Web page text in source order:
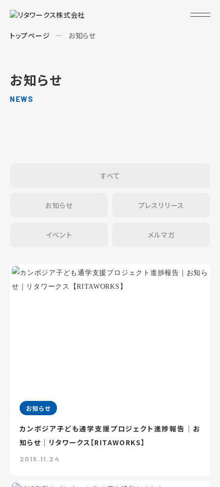
トップページ お知らせ
お知らせ
NEWS
すべて
お知らせ プレスリリース
イベント メルマガ
お知らせ
カンボジア子ども通学支援プロジェクト進捗報告｜お
知らせ｜リタワークス【RITAWORKS】
2015.11.24